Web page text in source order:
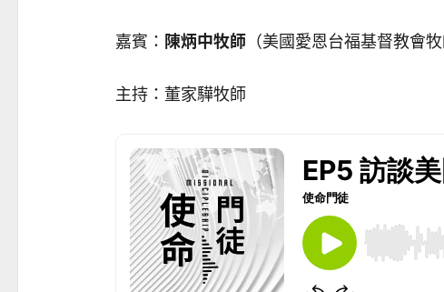
嘉賓： 陳炳中牧師（美國愛恩台福基督教會牧
主持：董家驊牧師